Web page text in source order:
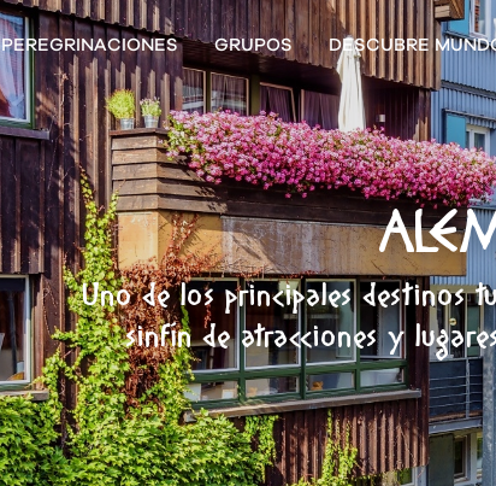
PEREGRINACIONES GRUPOS DESCUBRE
Uno de los principales destinos
sinfín de atracciones y